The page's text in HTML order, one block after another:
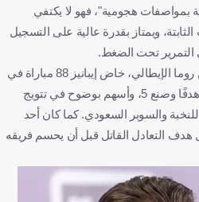
بمواصفات هجومية"، فهو لا يكتفي
ويمتاز بقدرة عالية على التسجيل
التمرير تحت الضغط.
ومنذ انضمامه إلى الأهلي قادمًا من روما الإيطالي، خاض إيبانيز 88 مباراة في
جميع المسابقات، سجل خلالها 11 هدفًا وصنع 5، وأسهم بوضوح في تتويج
والسوبر السعودي. كما كان أحد
هدف التعادل القاتل قبل أن يحسم فريقه